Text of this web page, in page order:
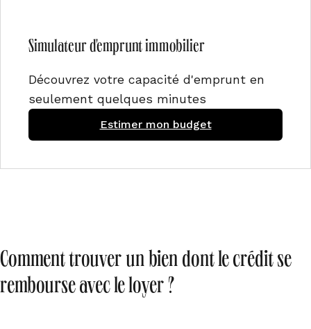
Simulateur d'emprunt immobilier
Découvrez votre capacité d'emprunt en
seulement quelques minutes
Estimer mon budget
Comment trouver un bien dont le crédit se
rembourse avec le loyer ?